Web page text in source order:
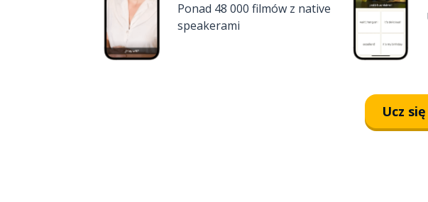
Ponad 48 000 filmów z native
speakerami
Ucz